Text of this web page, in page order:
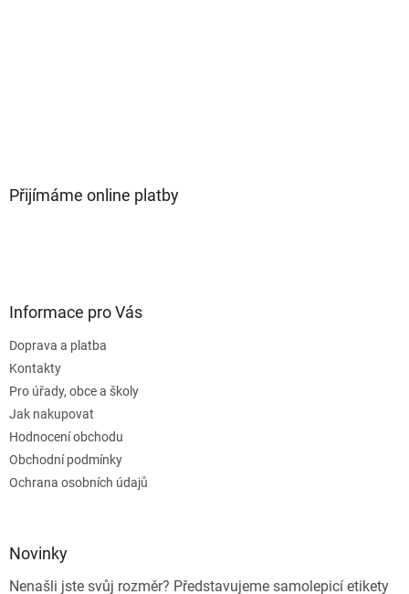
Přijímáme online platby
Informace pro Vás
Doprava a platba
Kontakty
Pro úřady, obce a školy
Jak nakupovat
Hodnocení obchodu
Obchodní podmínky
Ochrana osobních údajů
Novinky
Nenašli jste svůj rozměr? Představujeme samolepicí etikety